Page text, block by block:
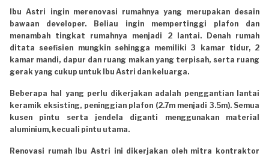
Ibu Astri ingin merenovasi rumahnya yang merupakan desain
bawaan developer. Beliau ingin mempertinggi plafon dan
menambah tingkat rumahnya menjadi 2 lantai. Denah rumah
ditata seefisien mungkin sehingga memiliki 3 kamar tidur, 2
kamar mandi, dapur dan ruang makan yang terpisah, serta ruang
gerak yang cukup untuk Ibu Astri dan keluarga.
Beberapa hal yang perlu dikerjakan adalah penggantian lantai
keramik eksisting, peninggian plafon (2.7m menjadi 3.5m). Semua
kusen pintu serta jendela diganti menggunakan material
aluminium, kecuali pintu utama.
Renovasi rumah Ibu Astri ini dikerjakan oleh mitra kontraktor